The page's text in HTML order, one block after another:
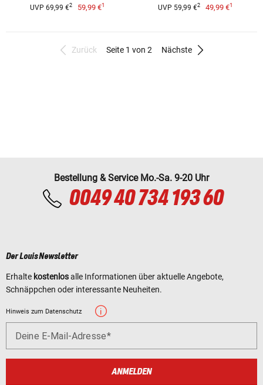
UVP 69,99 €2 59,99 €1 UVP 59,99 €2 49,99 €1
Zurück Seite 1 von 2 Nächste
Bestellung & Service Mo.-Sa. 9-20 Uhr
0049 40 734 193 60
Der Louis Newsletter
Erhalte kostenlosalle Informationen über aktuelle Angebote,
Schnäppchen oder interessante Neuheiten.
Hinweis zum Datenschutz
Deine E-Mail-Adresse
ANMELDEN